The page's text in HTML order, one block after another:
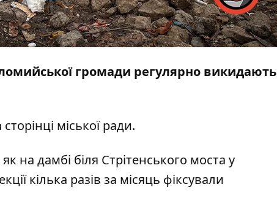
громади регулярно викидають
сторінці міської ради.
на дамбі біля Стрітенського моста у
кілька разів за місяць фіксували